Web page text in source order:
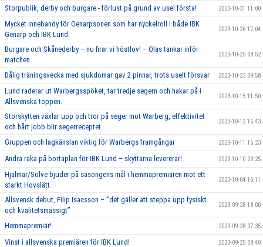
Storpublik, derby och burgare - förlust på grund av usel första! 2023-10-31 11:00
Mycket innebandy för Genarpsonen som har nyckelroll i både IBK
Genarp och IBK Lund.
2023-10-26 17:04
Burgare och Skånederby – nu firar vi höstlov! – Olas tankar inför
matchen
2023-10-25 08:52
Dålig träningsvecka med sjukdomar gav 2 pinnar, trots uselt försvar 2023-10-23 09:58
Lund raderar ut Warbergsspöket, tar tredje segern och hakar på i
Allsvenska toppen.
2023-10-15 11:50
Storskytten växlar upp och tror på seger mot Warberg, effektivitet
och hårt jobb blir segerreceptet.
2023-10-12 16:43
Gruppen och lagkänslan viktig för Warbergs framgångar 2023-10-11 16:23
Andra raka på bortaplan för IBK Lund – skyttarna levererar! 2023-10-10 09:25
Hjalmar/Sölve bjuder på säsongens mål i hemmapremiären mot ett
starkt Hovslätt.
2023-10-04 16:11
Allsvensk debut, Filip Isacsson – ’’det gäller att steppa upp fysiskt
och kvalitetsmässigt’’
2023-09-28 18:00
Hemmapremiär! 2023-09-28 07:35
Vinst i allsvenska premiären för IBK Lund! 2023-09-25 08:40